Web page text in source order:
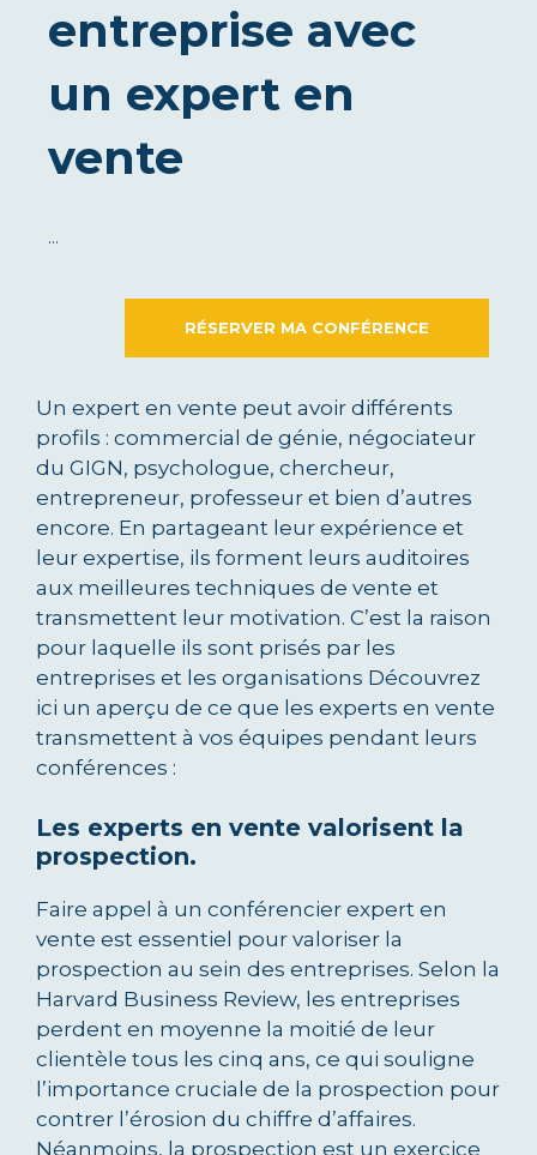
entreprise avec
un expert en
vente
…
RÉSERVER MA CONFÉRENCE
Un expert en vente peut avoir différents
profils : commercial de génie, négociateur
du GIGN, psychologue, chercheur,
entrepreneur, professeur et bien d’autres
encore. En partageant leur expérience et
leur expertise, ils forment leurs auditoires
aux meilleures techniques de vente et
transmettent leur motivation. C’est la raison
pour laquelle ils sont prisés par les
entreprises et les organisations Découvrez
ici un aperçu de ce que les experts en vente
transmettent à vos équipes pendant leurs
conférences :
Les experts en vente valorisent la
prospection.
Faire appel à un conférencier expert en
vente est essentiel pour valoriser la
prospection au sein des entreprises. Selon la
Harvard Business Review, les entreprises
perdent en moyenne la moitié de leur
clientèle tous les cinq ans, ce qui souligne
l’importance cruciale de la prospection pour
contrer l’érosion du chiffre d’affaires.
Néanmoins, la prospection est un exercice